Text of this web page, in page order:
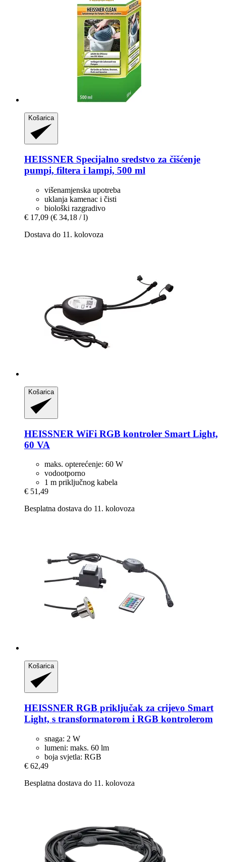
Košarica
HEISSNER Specijalno sredstvo za čišćenje
pumpi, filtera i lampi, 500 ml
višenamjenska upotreba
uklanja kamenac i čisti
biološki razgradivo
€ 17,09 (€ 34,18 / l)
Dostava do 11. kolovoza
Košarica
HEISSNER WiFi RGB kontroler Smart Light,
60 VA
maks. opterećenje: 60 W
vodootporno
1 m priključnog kabela
€ 51,49
Besplatna dostava do 11. kolovoza
Košarica
HEISSNER RGB priključak za crijevo Smart
Light, s transformatorom i RGB kontrolerom
snaga: 2 W
lumeni: maks. 60 lm
boja svjetla: RGB
€ 62,49
Besplatna dostava do 11. kolovoza